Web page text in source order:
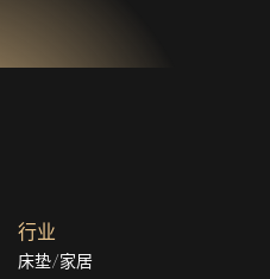
行业
床垫/家居